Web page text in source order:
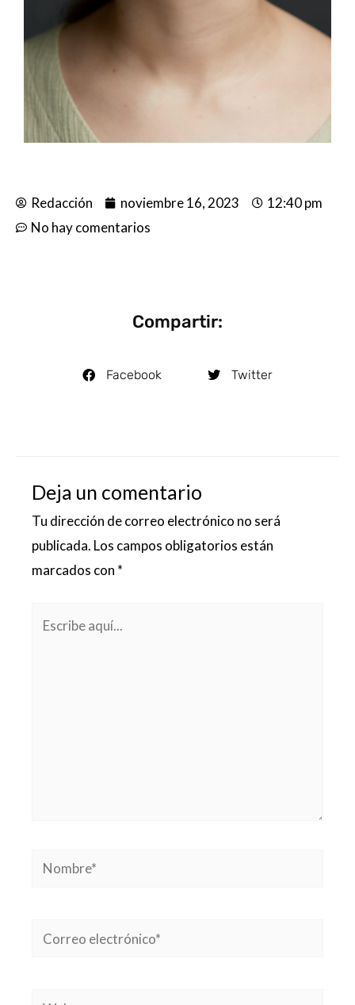
Redacción noviembre 16, 2023
12:40 pm
No hay comentarios
Compartir:
Facebook Twitter
Deja un comentario
Tu dirección de correo electrónico no será
publicada. Los campos obligatorios están
marcados con *
Nombre*
Correo
Web